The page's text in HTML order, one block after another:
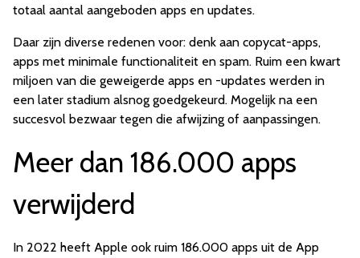
totaal aantal aangeboden apps en updates.
Daar zijn diverse redenen voor: denk aan copycat-apps,
apps met minimale functionaliteit en spam. Ruim een kwart
miljoen van die geweigerde apps en -updates werden in
een later stadium alsnog goedgekeurd. Mogelijk na een
succesvol bezwaar tegen die afwijzing of aanpassingen.
Meer dan 186.000 apps
verwijderd
In 2022 heeft Apple ook ruim 186.000 apps uit de App